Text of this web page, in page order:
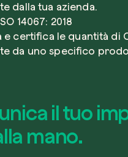
dalla tua azienda.
14067: 2018
e certifica le quantità di
da uno specifico
il tuo
mano.